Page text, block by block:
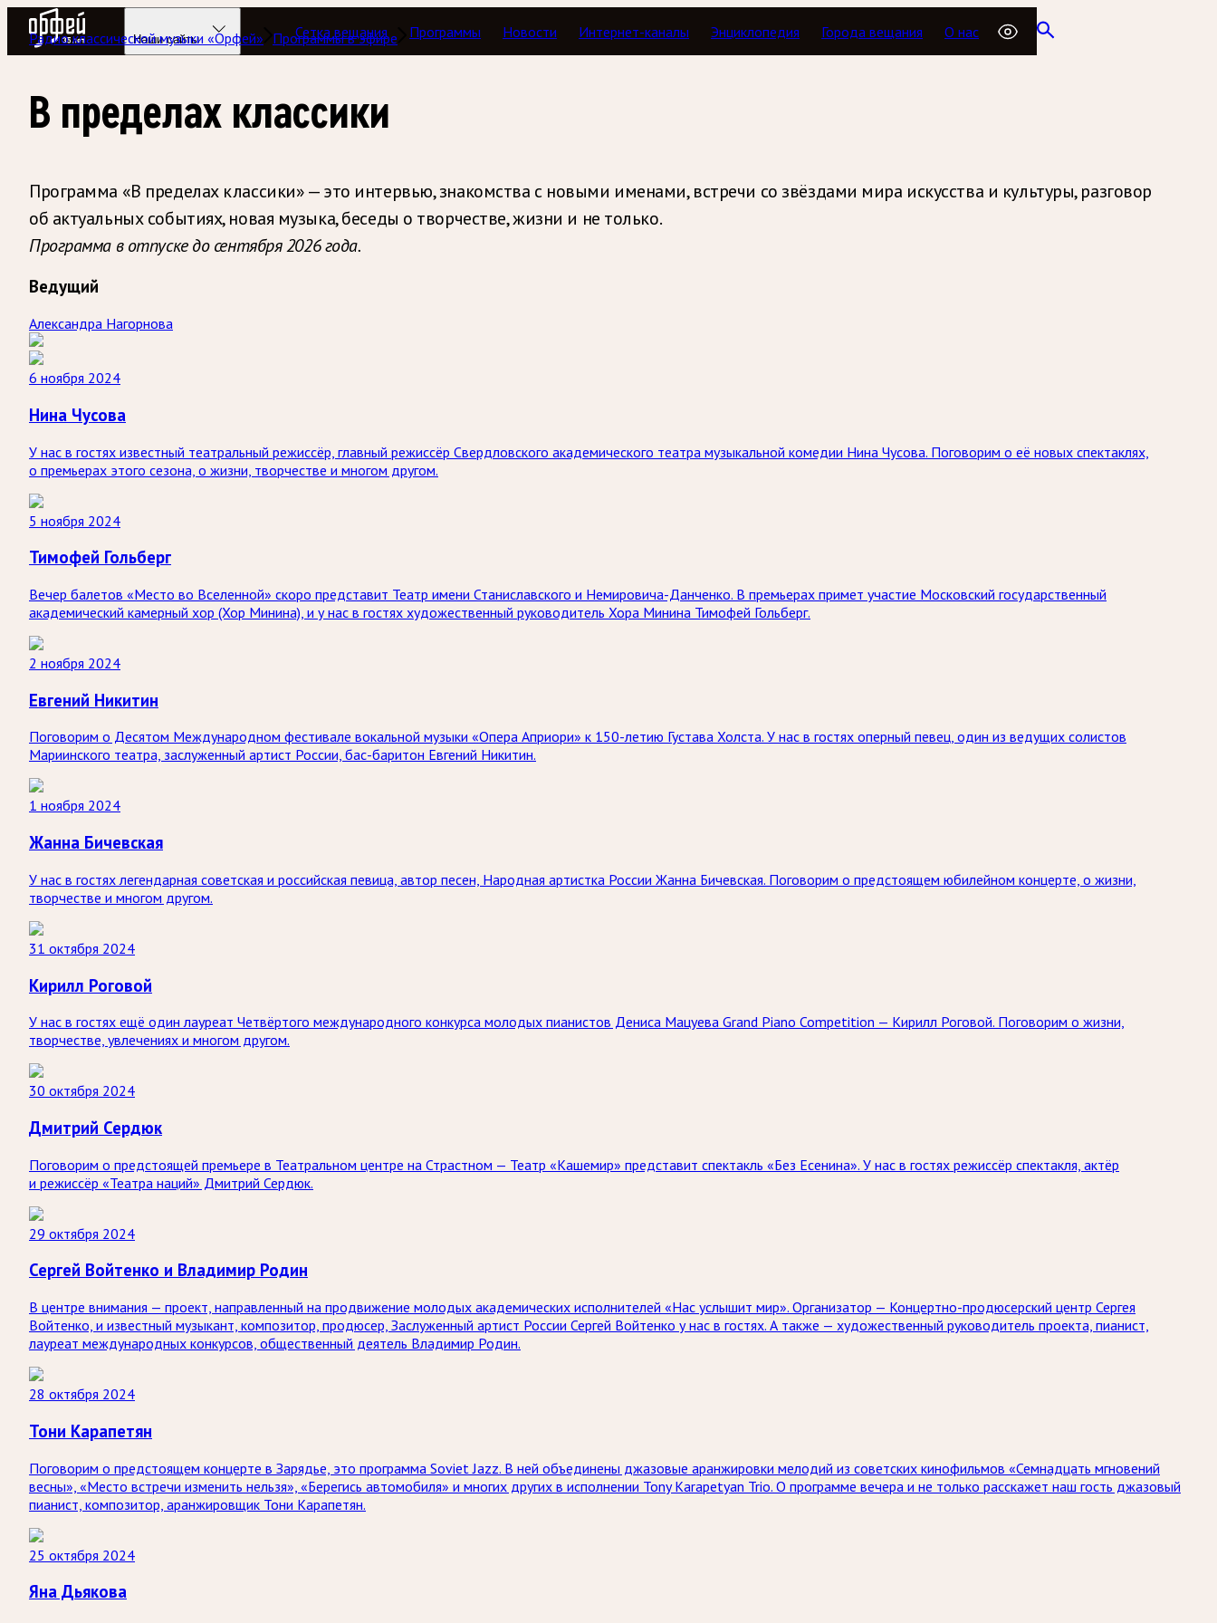
Радио Орфей
Наши сайты Сетка вещания Программы Новости Интернет-каналы Энциклопедия Города вещания О нас
Радио классической музыки «Орфей» Программы в эфире
В пределах классики
Программа «В пределах классики» — это интервью, знакомства с новыми именами, встречи со звёздами мира искусства и культуры, разговор
об актуальных событиях, новая музыка, беседы о творчестве, жизни и не только.
Программа в отпуске до сентября 2026 года.
Ведущий
Александра Нагорнова
6 ноября 2024
Нина Чусова
У нас в гостях известный театральный режиссёр, главный режиссёр Свердловского академического театра музыкальной комедии Нина Чусова. Поговорим о её новых спектаклях,
о премьерах этого сезона, о жизни, творчестве и многом другом.
5 ноября 2024
Тимофей Гольберг
Вечер балетов «Место во Вселенной» скоро представит Театр имени Станиславского и Немировича-Данченко. В премьерах примет участие Московский государственный
академический камерный хор (Хор Минина), и у нас в гостях художественный руководитель Хора Минина Тимофей Гольберг.
2 ноября 2024
Евгений Никитин
Поговорим о Десятом Международном фестивале вокальной музыки «Опера Априори» к 150-летию Густава Холста. У нас в гостях оперный певец, один из ведущих солистов
Мариинского театра, заслуженный артист России, бас-баритон Евгений Никитин.
1 ноября 2024
Жанна Бичевская
У нас в гостях легендарная советская и российская певица, автор песен, Народная артистка России Жанна Бичевская. Поговорим о предстоящем юбилейном концерте, о жизни,
творчестве и многом другом.
31 октября 2024
Кирилл Роговой
У нас в гостях ещё один лауреат Четвёртого международного конкурса молодых пианистов Дениса Мацуева Grand Piano Competition — Кирилл Роговой. Поговорим о жизни,
творчестве, увлечениях и многом другом.
30 октября 2024
Дмитрий Сердюк
Поговорим о предстоящей премьере в Театральном центре на Страстном — Театр «Кашемир» представит спектакль «Без Есенина». У нас в гостях режиссёр спектакля, актёр
и режиссёр «Театра наций» Дмитрий Сердюк.
29 октября 2024
Сергей Войтенко и Владимир Родин
В центре внимания — проект, направленный на продвижение молодых академических исполнителей «Нас услышит мир». Организатор — Концертно-продюсерский центр Сергея
Войтенко, и известный музыкант, композитор, продюсер, Заслуженный артист России Сергей Войтенко у нас в гостях. А также — художественный руководитель проекта, пианист,
лауреат международных конкурсов, общественный деятель Владимир Родин.
28 октября 2024
Тони Карапетян
Поговорим о предстоящем концерте в Зарядье, это программа Soviet Jazz. В ней объединены джазовые аранжировки мелодий из советских кинофильмов «Семнадцать мгновений
весны», «Место встречи изменить нельзя», «Берегись автомобиля» и многих других в исполнении Tony Karapetyan Trio. О программе вечера и не только расскажет наш гость джазовый
пианист, композитор, аранжировщик Тони Карапетян.
25 октября 2024
Яна Дьякова